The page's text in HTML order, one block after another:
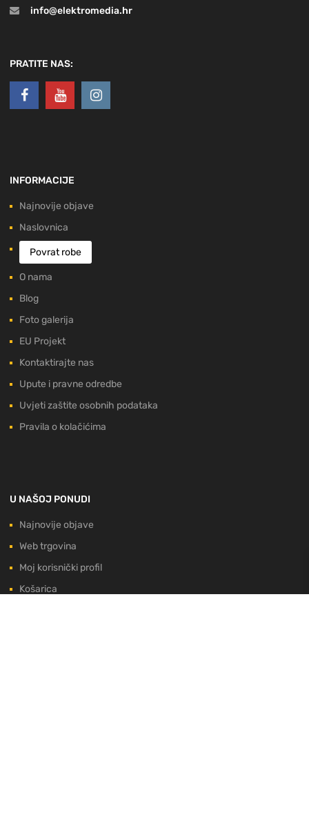
info@elektromedia.hr
PRATITE NAS:
INFORMACIJE
Najnovije objave
Naslovnica
Povrat robe
O nama
Blog
Foto galerija
EU Projekt
Kontaktirajte nas
Upute i pravne odredbe
Uvjeti zaštite osobnih podataka
Pravila o kolačićima
U NAŠOJ PONUDI
Najnovije objave
Web trgovina
Moj korisnički profil
Košarica